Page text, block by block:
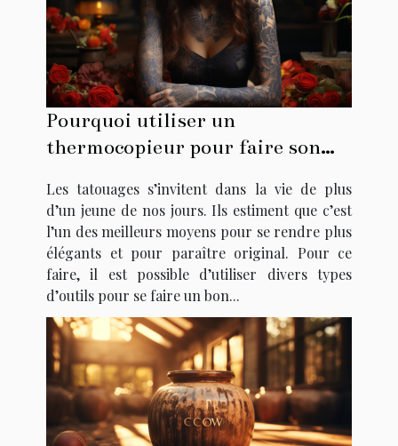
Pourquoi utiliser un
thermocopieur pour faire son
Les tatouages s’invitent dans la vie de plus
d’un jeune de nos jours. Ils estiment que c’est
l’un des meilleurs moyens pour se rendre plus
élégants et pour paraître original. Pour ce
faire, il est possible d’utiliser divers types
d’outils pour se faire un bon...